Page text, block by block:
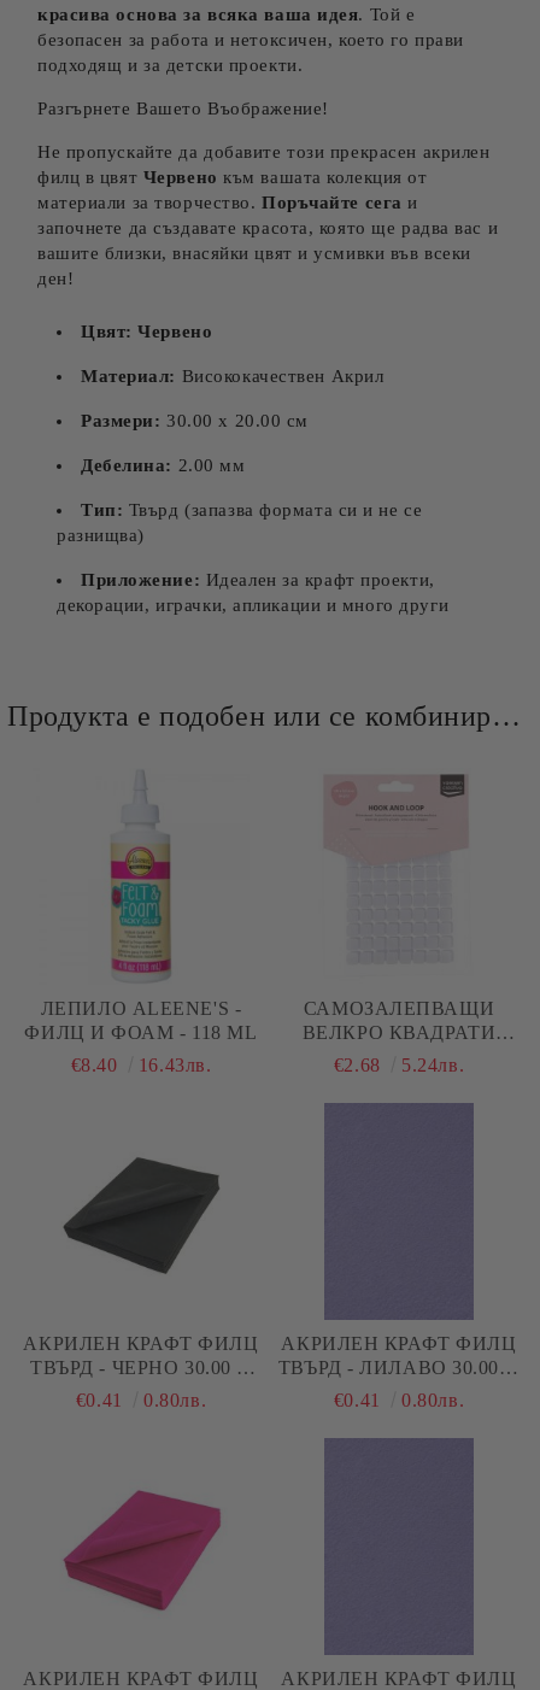
красива основа за всяка ваша идея. Той е
безопасен за работа и нетоксичен, което го прави
подходящ и за детски проекти.
Разгърнете Вашето Въображение!
Не пропускайте да добавите този прекрасен акрилен
филц в цвят Червенокъм вашата колекция от
материали за творчество. Поръчайте сега и
започнете да създавате красота, която ще радва вас и
вашите близки, внасяйки цвят и усмивки във всеки
ден!
Цвят: Червено
Материал: Висококачествен Акрил
Размери: 30.00 х 20.00 см
Дебелина: 2.00 мм
Тип: Твърд (запазва формата си и не се
разнищва)
Приложение: Идеален за крафт проекти,
декорации, играчки, апликации и много други
Продукта е подобен или се комбинира добре и със следните продукти :
ЛЕПИЛО ALEENE'S -
ФИЛЦ И ФОАМ - 118 ML
€8.40
16.43лв.
САМОЗАЛЕПВАЩИ
ВЕЛКРО КВАДРАТИ
10.00.Х 10.00 ММ - 64 БР
€2.68 5.24лв.
АКРИЛЕН КРАФТ ФИЛЦ
ТВЪРД - ЧЕРНО 30.00 Х
20.00 СМ 2ММ
€0.41 0.80лв.
АКРИЛЕН КРАФТ ФИЛЦ
ТВЪРД - ЛИЛАВО 30.00 Х
20.00 СМ 2ММ
€0.41 0.80лв.
АКРИЛЕН КРАФТ ФИЛЦ
АКРИЛЕН КРАФТ ФИЛЦ